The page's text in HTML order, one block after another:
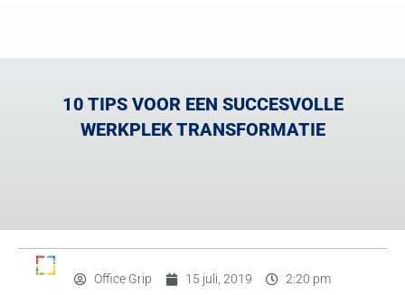
10 TIPS VOOR EEN SUCCESVOLLE
WERKPLEK TRANSFORMATIE
Office Grip 15 juli, 2019
2:20 pm